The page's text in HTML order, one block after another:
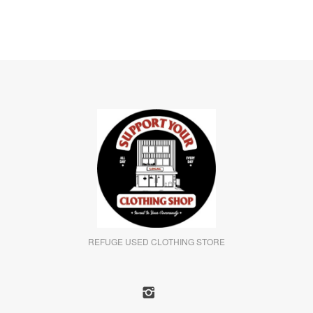
REFUGE USED CLOTHING STORE